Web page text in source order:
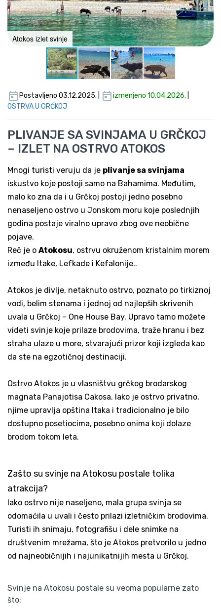
Atokos izlet svinje
Postavljeno 03.12.2025. | izmenjeno 10.04.2026.
OSTRVA U GRČKOJ
PLIVANJE SA SVINJAMA U GRČKOJ
– IZLET NA OSTRVO ATOKOS
Mnogi turisti veruju da je plivanje sa svinjama
iskustvo koje postoji samo na Bahamima. Međutim,
malo ko zna da i u Grčkoj postoji jedno posebno
nenaseljeno ostrvo u Jonskom moru koje poslednjih
godina postaje viralno upravo zbog ove neobične
pojave.
Reč je o Atokosu, ostrvu okruženom kristalnim morem
između Itake, Lefkade i Kefalonije..
Atokos je divlje, netaknuto ostrvo, poznato po tirkiznoj
vodi, belim stenama i jednoj od najlepših skrivenih
uvala u Grčkoj – One House Bay. Upravo tamo možete
videti svinje koje prilaze brodovima, traže hranu i bez
straha ulaze u more, stvarajući prizor koji izgleda kao
da ste na egzotičnoj destinaciji.
Ostrvo Atokos je u vlasništvu grčkog brodarskog
magnata Panajotisa Cakosa. Iako je ostrvo privatno,
njime upravlja opština Itaka i tradicionalno je bilo
dostupno posetiocima, posebno onima koji dolaze
brodom tokom leta.
Zašto su svinje na Atokosu postale tolika
atrakcija?
Iako ostrvo nije naseljeno, mala grupa svinja se
odomaćila u uvali i često prilazi izletničkim brodovima.
Turisti ih snimaju, fotografišu i dele snimke na
društvenim mrežama, što je Atokos pretvorilo u jedno
od najneobičnijih i najunikatnijih mesta u Grčkoj.
Svinje na Atokosu postale su veoma popularne zato
što: